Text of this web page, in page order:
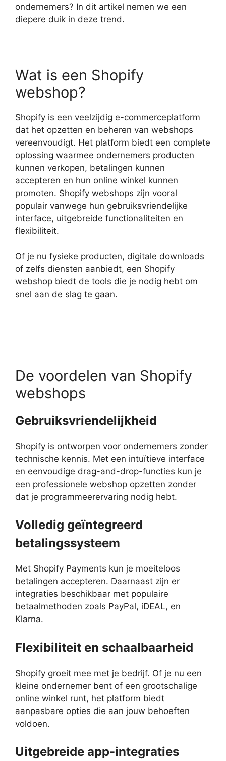
ondernemers? In dit artikel nemen we een
diepere duik in deze trend.
Wat is een Shopify
webshop?
Shopify is een veelzijdig e-commerceplatform
dat het opzetten en beheren van webshops
vereenvoudigt. Het platform biedt een complete
oplossing waarmee ondernemers producten
kunnen verkopen, betalingen kunnen
accepteren en hun online winkel kunnen
promoten. Shopify webshops zijn vooral
populair vanwege hun gebruiksvriendelijke
interface, uitgebreide functionaliteiten en
flexibiliteit.
Of je nu fysieke producten, digitale downloads
of zelfs diensten aanbiedt, een Shopify
webshop biedt de tools die je nodig hebt om
snel aan de slag te gaan.
De voordelen van Shopify
webshops
Gebruiksvriendelijkheid
Shopify is ontworpen voor ondernemers zonder
technische kennis. Met een intuïtieve interface
en eenvoudige drag-and-drop-functies kun je
een professionele webshop opzetten zonder
dat je programmeerervaring nodig hebt.
Volledig geïntegreerd
betalingssysteem
Met Shopify Payments kun je moeiteloos
betalingen accepteren. Daarnaast zijn er
integraties beschikbaar met populaire
betaalmethoden zoals PayPal, iDEAL, en
Klarna.
Flexibiliteit en schaalbaarheid
Shopify groeit mee met je bedrijf. Of je nu een
kleine ondernemer bent of een grootschalige
online winkel runt, het platform biedt
aanpasbare opties die aan jouw behoeften
voldoen.
Uitgebreide app-integraties